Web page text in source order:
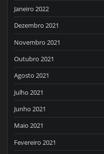
Janeiro 2022
Dezembro 2021
Novembro 2021
Outubro 2021
Agosto 2021
Julho 2021
Junho 2021
Maio 2021
Fevereiro 2021